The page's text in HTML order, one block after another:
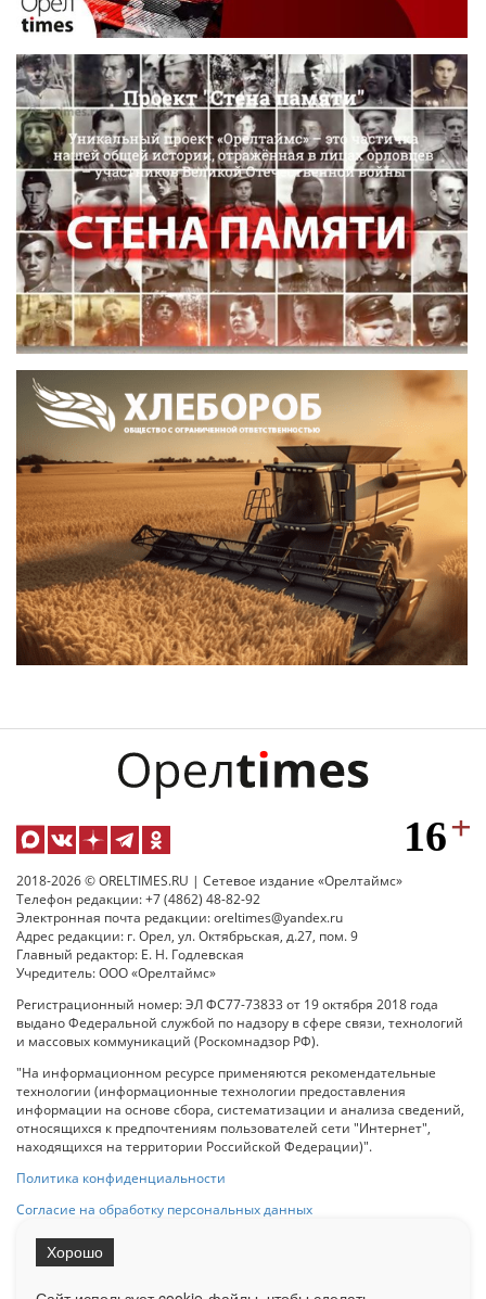
2018-2026 © ORELTIMES.RU | Сетевое издание «Орелтаймс»
Телефон редакции: +7 (4862) 48-82-92
Электронная почта редакции: oreltimes@yandex.ru
Адрес редакции: г. Орел, ул. Октябрьская, д.27, пом. 9
Главный редактор: Е. Н. Годлевская
Учредитель: ООО «Орелтаймс»
Регистрационный номер: ЭЛ ФС77-73833 от 19 октября 2018 года
выдано Федеральной службой по надзору в сфере связи, технологий
и массовых коммуникаций (Роскомнадзор РФ).
"На информационном ресурсе применяются рекомендательные
технологии (информационные технологии предоставления
информации на основе сбора, систематизации и анализа сведений,
относящихся к предпочтениям пользователей сети "Интернет",
находящихся на территории Российской Федерации)".
Политика конфиденциальности
Согласие на обработку персональных данных
При использовании любого материала с данного сайта гипер-ссылка
на Сетевое издание «ОрелТаймс» обязательна.
Хорошо